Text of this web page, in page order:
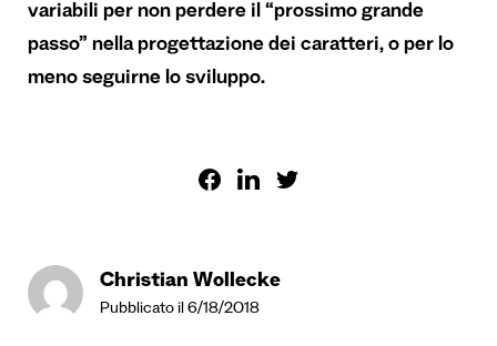
variabili per non perdere il “prossimo grande
passo” nella progettazione dei caratteri, o per lo
meno seguirne lo sviluppo.
Christian Wollecke
Pubblicato il 6/18/2018